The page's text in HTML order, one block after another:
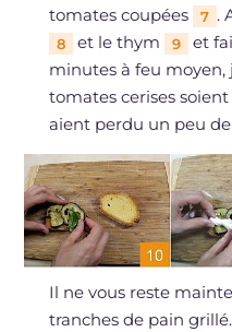
tomates coupées
7 .
8 et le thym 9
et
minutes à feu moyen,
tomates cerises
aient perdu un peu
Il ne vous reste
tranches de pain